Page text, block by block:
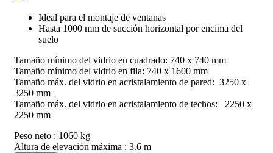
Ideal para el montaje de ventanas
Hasta 1000 mm de succión horizontal por encima del
suelo
Tamaño mínimo del vidrio en cuadrado: 740 x 740 mm
Tamaño mínimo del vidrio en fila: 740 x 1600 mm
Tamaño máx. del vidrio en acristalamiento de pared: 3250 x
3250 mm
Tamaño máx. del vidrio en acristalamiento de techos: 2250 x
2250 mm
Peso neto : 1060 kg
Altura de elevación máxima : 3.6 m